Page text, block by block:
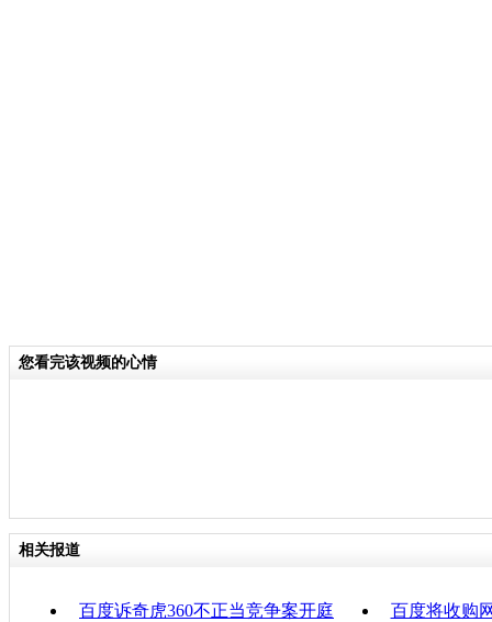
您看完该视频的心情
相关报道
百度诉奇虎360不正当竞争案开庭
百度将收购